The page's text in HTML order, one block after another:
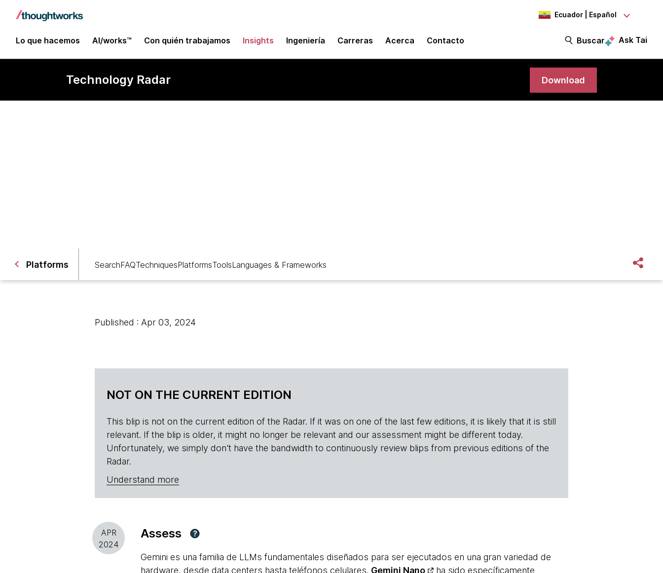
Ecuador | Español
Lo que hacemos AI/works™ Con quién trabajamos Insights Ingeniería Carreras Acerca Contacto Buscar Ask Tai
Technology Radar Download
Platforms SearchFAQTechniquesPlatformsToolsLanguages & Frameworks
Published : Apr 03, 2024
NOT ON THE CURRENT EDITION
This blip is not on the current edition of the Radar. If it was on one of the last few editions, it is likely that it is still
relevant. If the blip is older, it might no longer be relevant and our assessment might be different today.
Unfortunately, we simply don't have the bandwidth to continuously review blips from previous editions of the
Radar.
Understand more
APR
2024
Assess ?
Gemini es una familia de LLMs fundamentales diseñados para ser ejecutados en una gran variedad de
hardware, desde data centers hasta teléfonos celulares. Gemini Nano
ha sido específicamente